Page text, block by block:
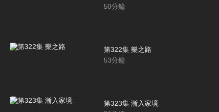
50分鐘
第322集 樂之路
53分鐘
第323集 漸入家境